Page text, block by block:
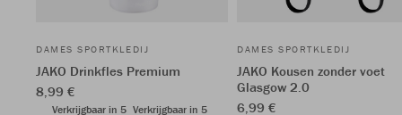
DAMES SPORTKLEDIJ
JAKO Drinkfles Premium
8,99 €
Verkrijgbaar in 5 Verkrijgbaar in 5
DAMES SPORTKLEDIJ
JAKO Kousen zonder voet
Glasgow 2.0
6,99 €